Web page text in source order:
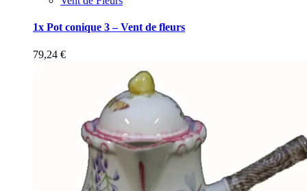
1x Pot conique 3 – Vent de fleurs
79,24 €